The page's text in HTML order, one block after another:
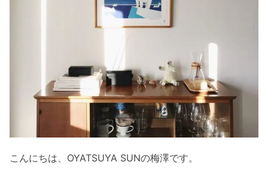
こんにちは、OYATSUYA SUNの梅澤です。